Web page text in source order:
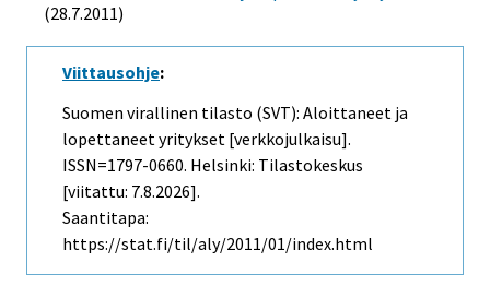
(28.7.2011)
Viittausohje:
Suomen virallinen tilasto (SVT): Aloittaneet ja
lopettaneet yritykset [verkkojulkaisu].
ISSN=1797-0660. Helsinki: Tilastokeskus
[viitattu: 7.8.2026].
Saantitapa:
https://stat.fi/til/aly/2011/01/index.html